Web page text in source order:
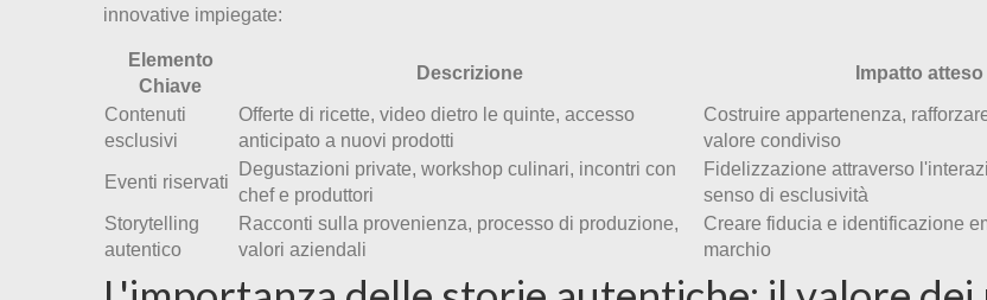
innovative impiegate:
Elemento
Chiave
Descrizione Impatto atteso
Contenuti
esclusivi
Offerte di ricette, video dietro le quinte, accesso
anticipato a nuovi prodotti
Costruire appartenenza,
valore condiviso
Eventi riservati
Degustazioni private, workshop culinari, incontri con
chef e produttori
Fidelizzazione attraverso
senso di esclusività
Storytelling
autentico
Racconti sulla provenienza, processo di produzione,
valori aziendali
Creare fiducia e identificazione
marchio